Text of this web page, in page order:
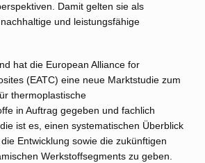
Damit gelten sie als
und leistungsfähige
hat die European Alliance for
(EATC) eine neue Marktstudie zum
thermoplastische
in Auftrag gegeben und fachlich
ist es, einen systematischen Überblick
Entwicklung sowie die zukünftigen
Werkstoffsegments zu geben.